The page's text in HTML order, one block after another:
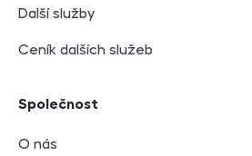
Další služby
Ceník dalších služeb
Společnost
O nás